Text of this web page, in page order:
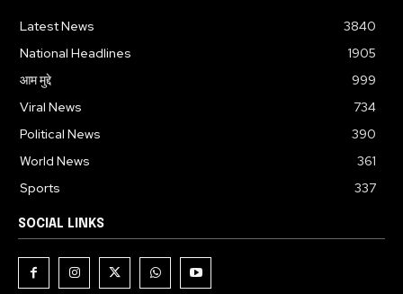
Latest News
3840
National Headlines
1905
आम मुद्दे
999
Viral News
734
Political News
390
World News
361
Sports
337
SOCIAL LINKS